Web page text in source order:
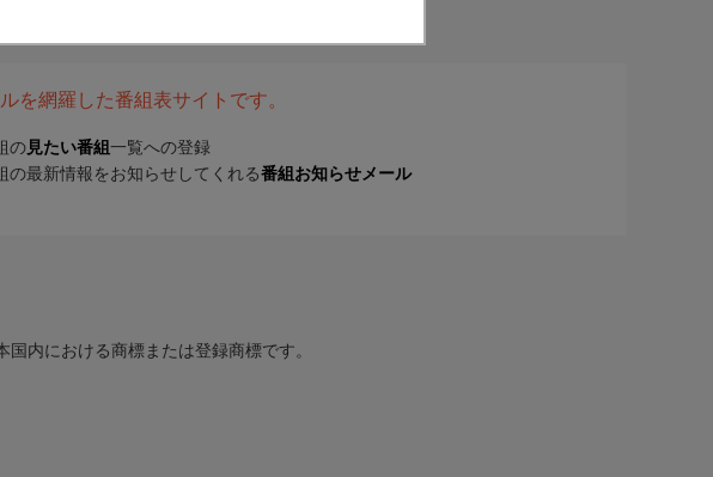
を網羅した番組表サイトです。
の 見たい番組 一覧への登録
の最新情報をお知らせしてくれる番組お知らせメール
内における商標または登録商標です。